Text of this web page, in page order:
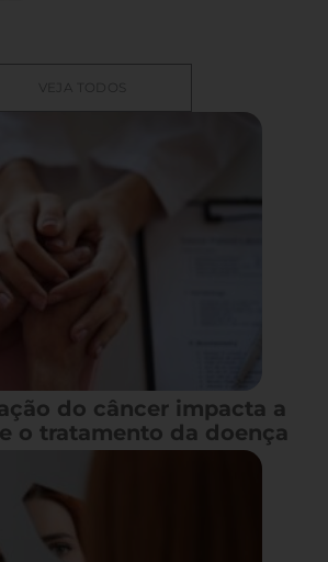
VEJA TODOS
do câncer impacta a
o tratamento da doença